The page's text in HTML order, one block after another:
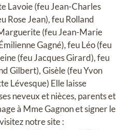
Lavoie (feu Jean-Charles
Rose Jean), feu Rolland
(feu Jean-Marie
Gagné), feu Léo (feu
(feu Jacques Girard), feu
Gilbert), Gisèle (feu Yvon
Lévesque) Elle laisse
neveux et nièces, parents et
à Mme Gagnon et signer le
notre site :